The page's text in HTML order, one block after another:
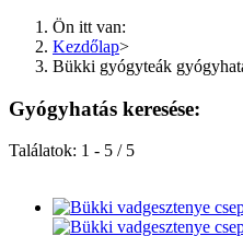
Ön itt van:
Kezdőlap>
Bükki gyógyteák
Gyógyhatás keresése:
Találatok: 1 - 5 / 5